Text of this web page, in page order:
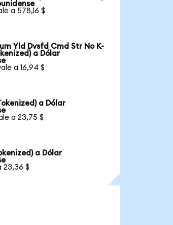
a 578,16 $
Yld Dvsfd Cmd Str No K-
a Dólar
a 16,94 $
a Dólar
a 23,75 $
a Dólar
23,36 $